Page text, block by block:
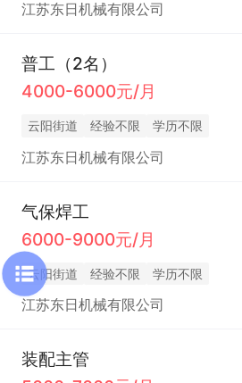
江苏东日机械有限公司
普工（2名）
4000-6000元/月
云阳街道 经验不限 学历不限
江苏东日机械有限公司
气保焊工
6000-9000元/月
云阳街道 经验不限 学历不限
江苏东日机械有限公司
装配主管